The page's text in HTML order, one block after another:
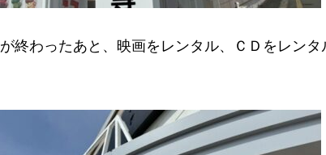
終わったあと、映画をレンタル、ＣＤをレン